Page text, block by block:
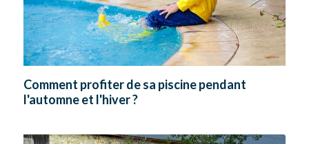
Comment profiter de sa piscine pendant
l'automne et l'hiver ?